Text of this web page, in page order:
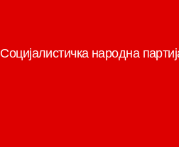
Социјалистичка народна